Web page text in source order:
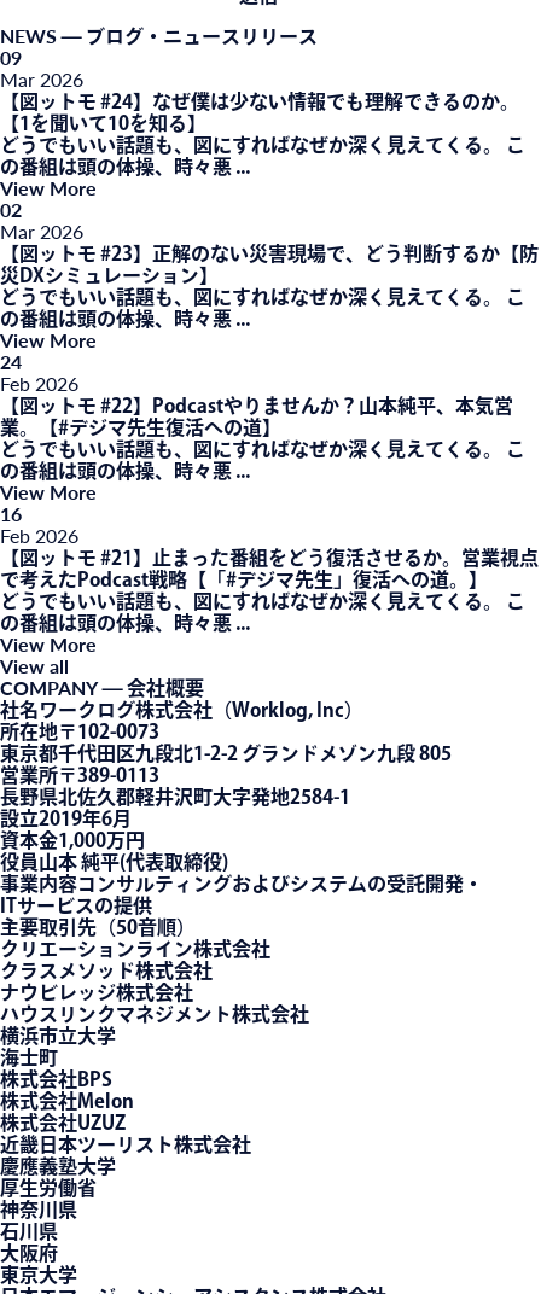
NEWS— ブログ・ニュースリリース
09
Mar2026
【図ットモ #24】なぜ僕は少ない情報でも理解できるのか。
【1を聞いて10を知る】
どうでもいい話題も、図にすればなぜか深く見えてくる。 こ
の番組は頭の体操、時々悪 ...
View More
02
Mar2026
【図ットモ #23】正解のない災害現場で、どう判断するか【防
災DXシミュレーション】
どうでもいい話題も、図にすればなぜか深く見えてくる。 こ
の番組は頭の体操、時々悪 ...
View More
24
Feb2026
【図ットモ #22】Podcastやりませんか？山本純平、本気営
業。【#デジマ先生復活への道】
どうでもいい話題も、図にすればなぜか深く見えてくる。 こ
の番組は頭の体操、時々悪 ...
View More
16
Feb2026
【図ットモ #21】止まった番組をどう復活させるか。営業視点
で考えたPodcast戦略【「#デジマ先生」復活への道。】
どうでもいい話題も、図にすればなぜか深く見えてくる。 こ
の番組は頭の体操、時々悪 ...
View More
View all
COMPANY— 会社概要
社名ワークログ株式会社（Worklog, Inc）
所在地〒102-0073
東京都千代田区九段北1-2-2 グランドメゾン九段 805
営業所〒389-0113
長野県北佐久郡軽井沢町大字発地2584-1
設立2019年6月
資本金1,000万円
役員山本 純平(代表取締役)
事業内容コンサルティングおよびシステムの受託開発・
ITサービスの提供
主要取引先（50音順）
クリエーションライン株式会社
クラスメソッド株式会社
ナウビレッジ株式会社
ハウスリンクマネジメント株式会社
横浜市立大学
海士町
株式会社BPS
株式会社Melon
株式会社UZUZ
近畿日本ツーリスト株式会社
慶應義塾大学
厚生労働省
神奈川県
石川県
大阪府
東京大学